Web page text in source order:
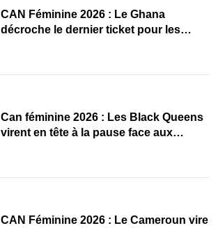
CAN Féminine 2026 : Le Ghana
décroche le dernier ticket pour les
‎Can féminine 2026 : Les Black Queens
virent en tête à la pause face aux
CAN Féminine 2026 : Le Cameroun vire